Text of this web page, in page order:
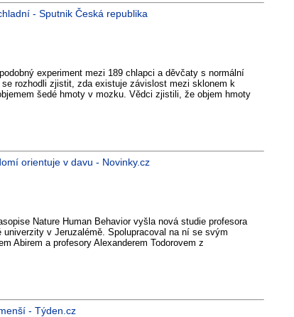
- Sputnik Česká republika
experiment mezi 189 chlapci a děvčaty s normální
rozhodli zjistit, zda existuje závislost mezi sklonem k
šedé hmoty v mozku. Vědci zjistili, že objem hmoty
orientuje v davu - Novinky.cz
Nature Human Behavior vyšla nová studie profesora
univerzity v Jeruzalémě. Spolupracoval na ní se svým
Abirem a profesory Alexanderem Todorovem z
- Týden.cz